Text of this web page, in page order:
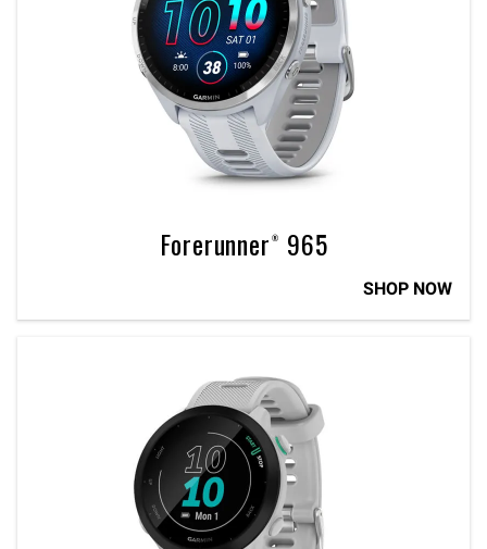
Forerunner® 965
SHOP NOW